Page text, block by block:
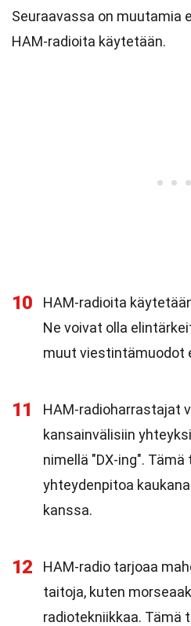
Seuraavassa on muutamia
HAM-radioita käytetään.
10
HAM-radioita
Ne voivat olla
muut viestintämuodot
11
HAM-radioharrastajat
kansainvälisiin
nimellä "DX-ing".
yhteydenpitoa
kanssa.
12
HAM-radio tarjoaa
taitoja, kuten
radiotekniikkaa. Tämä